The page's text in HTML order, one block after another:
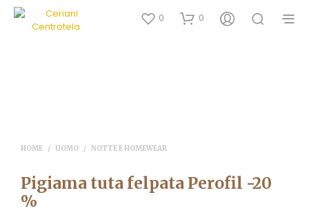
0 0
HOME / UOMO / NOTTE E HOMEWEAR
Pigiama tuta felpata Perofil -20
%